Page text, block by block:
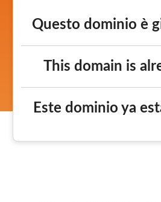
Questo dominio è
This domain is
Este dominio ya